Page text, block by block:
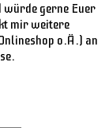
gerne Euer
mir weitere
o.Ä.) an